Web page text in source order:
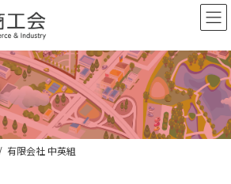
有限会社 中英組